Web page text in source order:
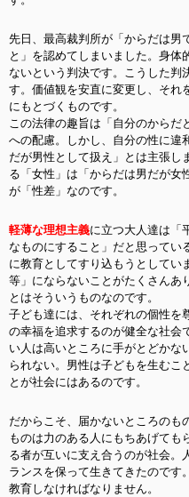
先日、最高裁判所が「からだは男
と」を認めてしまいました。身体
ないという判決です。こうした判
す。価値観を安直に変更し、それ
にもとづくものです。
この法律の趣旨は「自分のからだ
への配慮。しかし、自分の性に違
だが男性として扱え」とは主張し
る「女性」は「からだは男だが女
が「性差」なのです。
軽薄な理想主義に立つ大人達は「
なものにすること」だと思ってい
に教育としてすり込もうとしてい
等」にならないことがたくさんあ
とはそういうものなのです。
子ども達には、それぞれの個性を
の幸福を追求するのが健全な社会
い人は高いところに手がとどかな
られない。男性は子どもを生むこ
とが社会にはあるのです。
だからこそ、届かないところのも
ものは力のある人にもちあげても
る者が互いに支え合うのが社会。
ランスを保って生きてきたのです
教育しなければなりません。